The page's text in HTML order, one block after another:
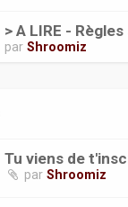
> A LIRE -
parShroomiz
Tu viens de
parShroomiz